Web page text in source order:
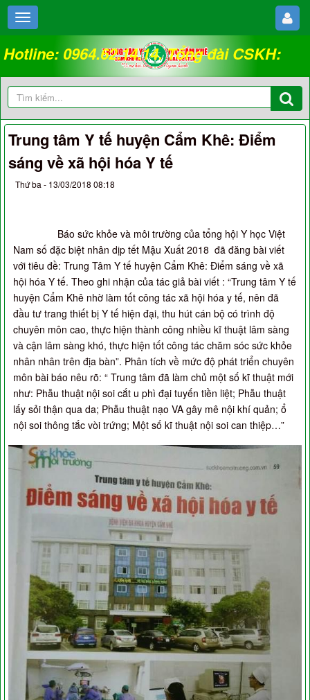
Hotline: 0964.62.14.14. Tổng đài CSKH:
18008262
Trung tâm Y tế huyện Cẩm Khê: Điểm
sáng về xã hội hóa Y tế
Thứ ba - 13/03/2018 08:18
Báo sức khỏe và môi trường của tổng hội Y học Việt
Nam số đặc biệt nhân dịp tết Mậu Xuất 2018 đã đăng bài viết
với tiêu đề: Trung Tâm Y tế huyện Cẩm Khê: Điểm sáng về xã
hội hóa Y tế. Theo ghi nhận của tác giả bài viết : “Trung tâm Y tế
huyện Cẩm Khê nhờ làm tốt công tác xã hội hóa y tế, nên đã
đầu tư trang thiết bị Y tế hiện đại, thu hút cán bộ có trình độ
chuyên môn cao, thực hiện thành công nhiều kĩ thuật lâm sàng
và cận lâm sàng khó, thực hiện tốt công tác chăm sóc sức khỏe
nhân nhân trên địa bàn”. Phân tích về mức độ phát triển chuyên
môn bài báo nêu rõ: “ Trung tâm đã làm chủ một số kĩ thuật mới
như: Phẫu thuật nội soi cắt u phì đại tuyến tiền liệt; Phẫu thuật
lấy sỏi thận qua da; Phẫu thuật nạo VA gây mê nội khí quản; ổ
nội soi thông tắc vòi trứng; Một số kĩ thuật nội soi can thiệp…”